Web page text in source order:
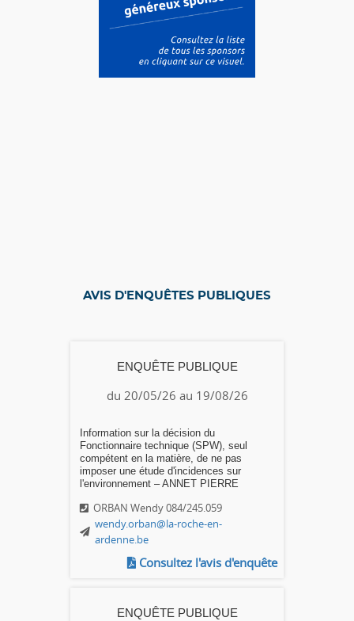
AVIS D'ENQUÊTES PUBLIQUES
ENQUÊTE PUBLIQUE
du 20/05/26 au 19/08/26
Information sur la décision du
Fonctionnaire technique (SPW), seul
compétent en la matière, de ne pas
imposer une étude d'incidences sur
l'environnement – ANNET PIERRE
ORBAN Wendy 084/245.059
wendy.orban@la-roche-en-
ardenne.be
Consultez l'avis d'enquête
ENQUÊTE PUBLIQUE